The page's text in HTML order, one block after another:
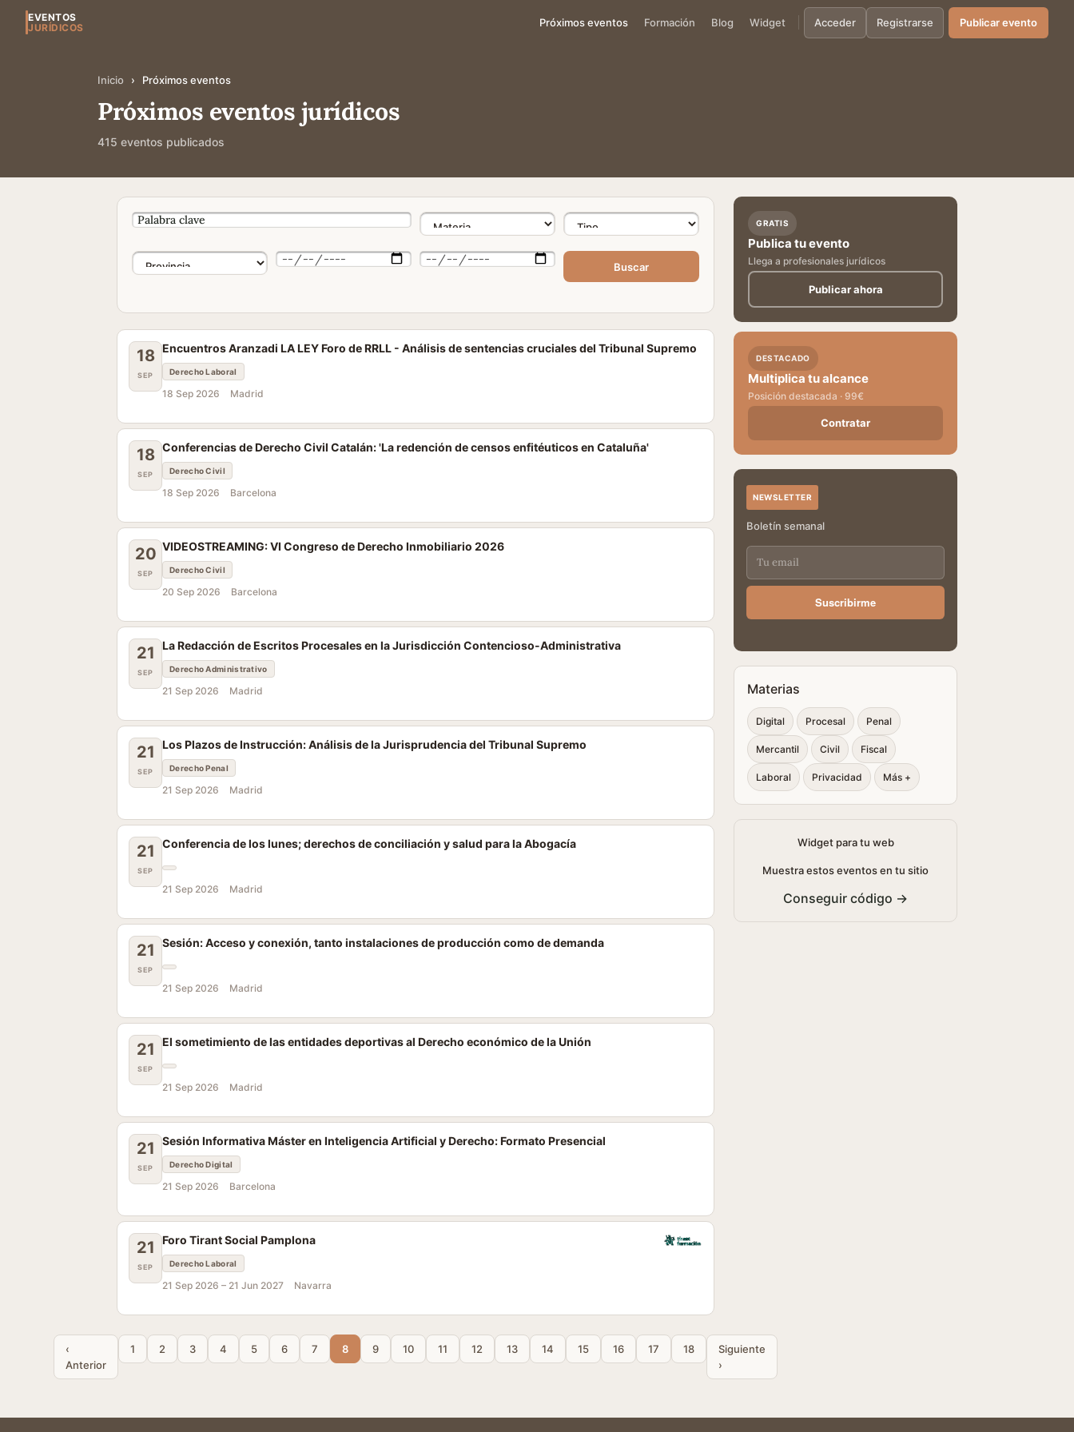
EVENTOS
JURÍDICOS
Próximos eventos Formación Blog Widget Acceder Registrarse Publicar evento
Inicio › Próximos eventos
Próximos eventos jurídicos
415 eventos publicados
Buscar
18
SEP
Encuentros Aranzadi LA LEY Foro de RRLL - Análisis de sentencias cruciales del Tribunal Supremo
Derecho Laboral
18 Sep 2026 Madrid
18
SEP
Conferencias de Derecho Civil Catalán: 'La redención de censos enfitéuticos en Cataluña'
Derecho Civil
18 Sep 2026 Barcelona
20
SEP
VIDEOSTREAMING: VI Congreso de Derecho Inmobiliario 2026
Derecho Civil
20 Sep 2026 Barcelona
21
SEP
La Redacción de Escritos Procesales en la Jurisdicción Contencioso-Administrativa
Derecho Administrativo
21 Sep 2026 Madrid
21
SEP
Los Plazos de Instrucción: Análisis de la Jurisprudencia del Tribunal Supremo
Derecho Penal
21 Sep 2026 Madrid
21
SEP
Conferencia de los lunes; derechos de conciliación y salud para la Abogacía
21 Sep 2026 Madrid
21
SEP
Sesión: Acceso y conexión, tanto instalaciones de producción como de demanda
21 Sep 2026 Madrid
21
SEP
El sometimiento de las entidades deportivas al Derecho económico de la Unión
21 Sep 2026 Madrid
21
SEP
Sesión Informativa Máster en Inteligencia Artificial y Derecho: Formato Presencial
Derecho Digital
21 Sep 2026 Barcelona
21
SEP
Foro Tirant Social Pamplona
Derecho Laboral
21 Sep 2026 – 21 Jun 2027 Navarra
‹
Anterior
1 2 3 4 5 6 7 8 9 10 11 12 13 14 15 16 17 18
Siguiente
›
GRATIS
Publica tu evento
Llega a profesionales jurídicos
Publicar ahora
DESTACADO
Multiplica tu alcance
Posición destacada · 99€
Contratar
NEWSLETTER
Boletín semanal
Suscribirme
Materias
Digital Procesal Penal
Mercantil Civil Fiscal
Laboral Privacidad Más +
Widget para tu web
Muestra estos eventos en tu sitio
Conseguir código →